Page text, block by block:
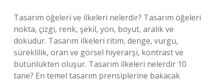
Tasarım öğeleri ve ilkeleri nelerdir? Tasarım öğeleri
nokta, çizgi, renk, şekil, yön, boyut, aralık ve
dokudur. Tasarım ilkeleri ritim, denge, vurgu,
süreklilik, oran ve görsel hiyerarşi, kontrast ve
bütünlükten oluşur. Tasarım ilkeleri nelerdir 10
tane? En temel tasarım prensiplerine bakacak